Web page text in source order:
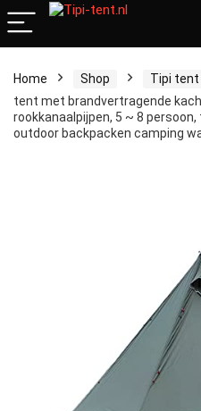
Home Shop Tipi tent
tent met brandvertragende
rookkanaalpijpen, 5 ~ 8
outdoor backpacken camping